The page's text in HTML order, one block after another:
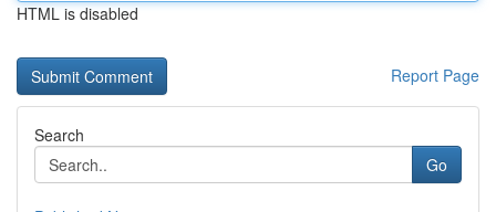
HTML is disabled
Report Page
Search
Go